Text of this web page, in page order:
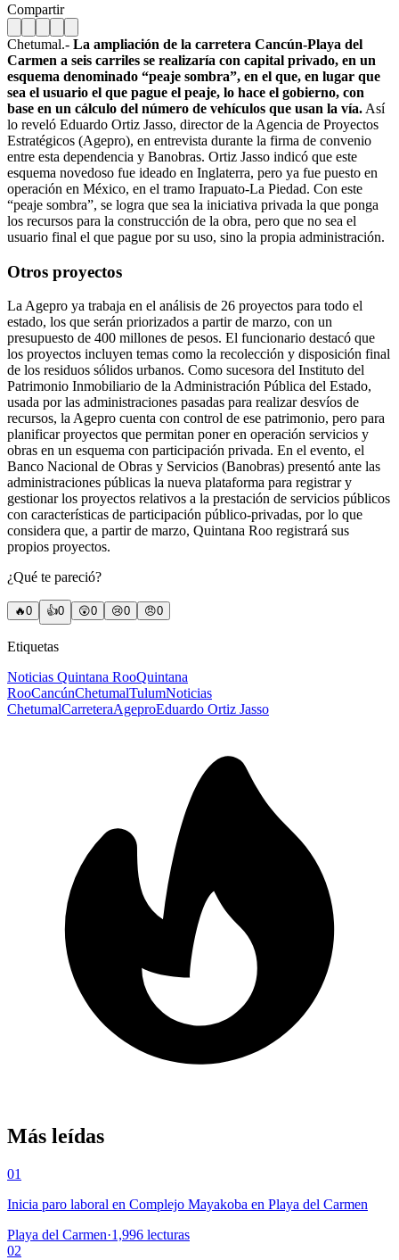
Compartir
Chetumal.- La ampliación de la carretera Cancún-Playa del
Carmen a seis carriles se realizaría con capital privado, en un
esquema denominado “peaje sombra”, en el que, en lugar que
sea el usuario el que pague el peaje, lo hace el gobierno, con
base en un cálculo del número de vehículos que usan la vía. Así
lo reveló Eduardo Ortiz Jasso, director de la Agencia de Proyectos
Estratégicos (Agepro), en entrevista durante la firma de convenio
entre esta dependencia y Banobras. Ortiz Jasso indicó que este
esquema novedoso fue ideado en Inglaterra, pero ya fue puesto en
operación en México, en el tramo Irapuato-La Piedad. Con este
“peaje sombra”, se logra que sea la iniciativa privada la que ponga
los recursos para la construcción de la obra, pero que no sea el
usuario final el que pague por su uso, sino la propia administración.
Otros proyectos
La Agepro ya trabaja en el análisis de 26 proyectos para todo el
estado, los que serán priorizados a partir de marzo, con un
presupuesto de 400 millones de pesos. El funcionario destacó que
los proyectos incluyen temas como la recolección y disposición final
de los residuos sólidos urbanos. Como sucesora del Instituto del
Patrimonio Inmobiliario de la Administración Pública del Estado,
usada por las administraciones pasadas para realizar desvíos de
recursos, la Agepro cuenta con control de ese patrimonio, pero para
planificar proyectos que permitan poner en operación servicios y
obras en un esquema con participación privada. En el evento, el
Banco Nacional de Obras y Servicios (Banobras) presentó ante las
administraciones públicas la nueva plataforma para registrar y
gestionar los proyectos relativos a la prestación de servicios públicos
con características de participación público-privadas, por lo que
considera que, a partir de marzo, Quintana Roo registrará sus
propios proyectos.
¿Qué te pareció?
🔥0 👍0 😲0 😢0 😠0
Etiquetas
Noticias Quintana RooQuintana
RooCancúnChetumalTulumNoticias
ChetumalCarreteraAgeproEduardo Ortiz Jasso
Más leídas
01
Inicia paro laboral en Complejo Mayakoba en Playa del Carmen
Playa del Carmen·1,996 lecturas
02